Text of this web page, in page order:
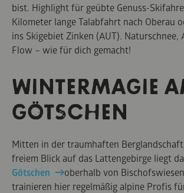
bist. Highlight für geübte Genuss-
Kilometer lange Talabfahrt nach Oberau
ins Skigebiet Zinken (AUT). Naturschnee,
Flow – wie für dich gemacht!
WINTERMAGIE
GÖTSCHEN
Mitten in der traumhaften
freiem Blick auf das Lattengebirge liegt
Götschen
oberhalb von
trainieren hier regelmäßig alpine Profis